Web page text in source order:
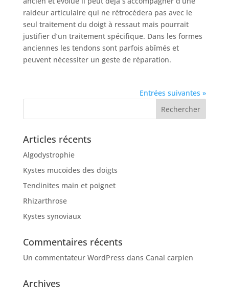
raideur articulaire qui ne rétrocédera pas avec le
seul traitement du doigt à ressaut mais pourrait
justifier d’un traitement spécifique. Dans les formes
anciennes les tendons sont parfois abîmés et
peuvent nécessiter un geste de réparation.
Entrées suivantes »
Articles récents
Algodystrophie
Kystes mucoïdes des doigts
Tendinites main et poignet
Rhizarthrose
Kystes synoviaux
Commentaires récents
Un commentateur WordPress dans Canal carpien
Archives